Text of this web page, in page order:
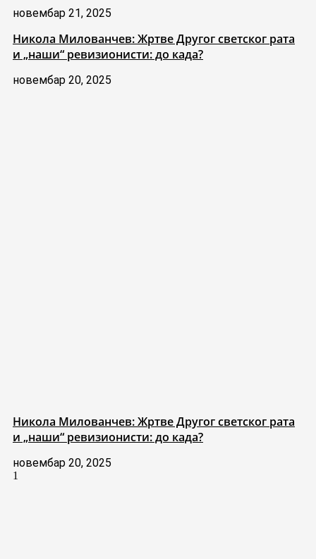
новембар 21, 2025
Никола Милованчев: Жртве Другог светског рата
и „наши“ ревизионисти: до када?
новембар 20, 2025
Никола Милованчев: Жртве Другог светског рата
и „наши“ ревизионисти: до када?
новембар 20, 2025